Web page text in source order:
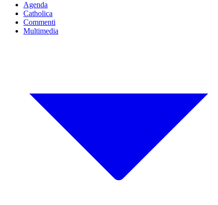
Agenda
Catholica
Commenti
Multimedia